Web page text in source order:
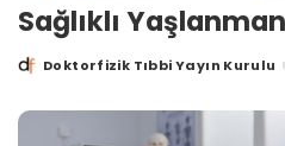
Sağlıklı
PostedDoktorfizik Tıbbi Yayın Kurulu